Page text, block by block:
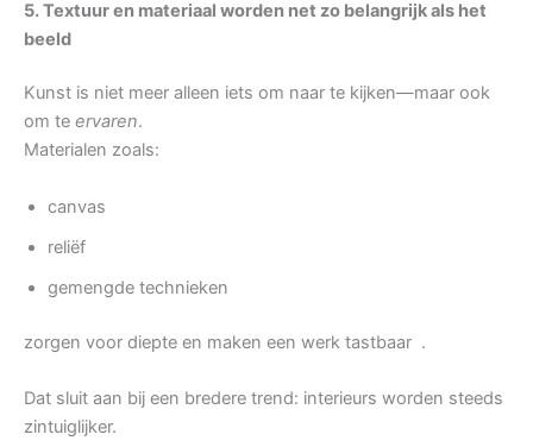
5. Textuur en materiaal worden net zo belangrijk als het
beeld
Kunst is niet meer alleen iets om naar te kijken—maar ook
om te ervaren.
Materialen zoals:
canvas
reliëf
gemengde technieken
zorgen voor diepte en maken een werk tastbaar .
Dat sluit aan bij een bredere trend: interieurs worden steeds
zintuiglijker.